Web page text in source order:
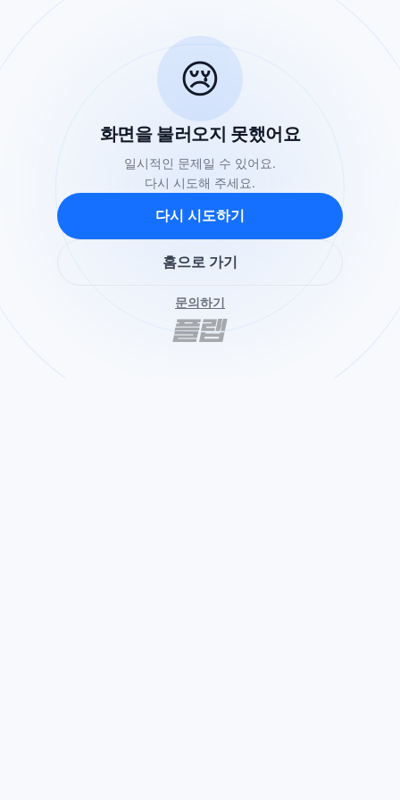
😢
화면을 불러오지 못했어요
일시적인 문제일 수 있어요.
다시 시도해 주세요.
다시 시도하기
홈으로 가기
문의하기